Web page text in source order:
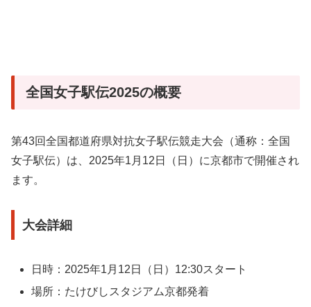
全国女子駅伝2025の概要
第43回全国都道府県対抗女子駅伝競走大会（通称：全国
女子駅伝）は、2025年1月12日（日）に京都市で開催され
ます。
大会詳細
日時：2025年1月12日（日）12:30スタート
場所：たけびしスタジアム京都発着